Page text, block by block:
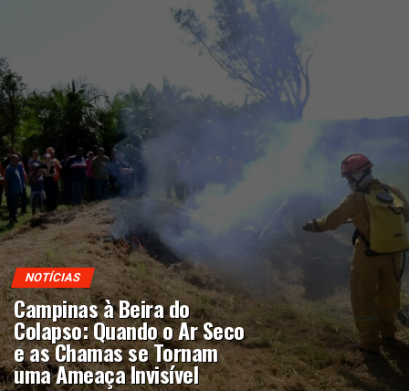
NOTÍCIAS
Campinas à Beira do
Colapso: Quando o Ar Seco
e as Chamas se Tornam
uma Ameaça Invisível